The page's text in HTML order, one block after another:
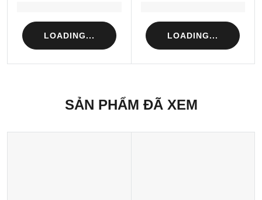
LOADING... LOADING...
SẢN PHẨM ĐÃ XEM